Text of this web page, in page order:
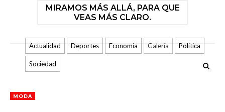
MIRAMOS MÁS ALLÁ, PARA QUE
VEAS MÁS CLARO.
Actualidad Deportes Economía Galería Politica
Sociedad
MODA